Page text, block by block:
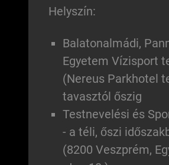
Helyszín:
Balatonalmádi,
Egyetem Vízisport
(Nereus Parkhotel
tavasztól őszig
Testnevelési és
- a téli, őszi
(8200 Veszprém,